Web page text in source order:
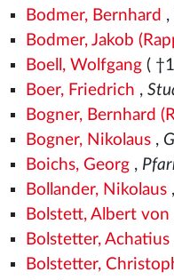
Bodmer, Bernhard ,
Bodmer, Jakob
Boell, Wolfgang(
Boer, Friedrich ,
Bogner, Bernhard
Bogner, Nikolaus,
Boichs, Georg,
Bollander, Nikolaus,
Bolstett, Albert von
Bolstetter, Achatius
Bolstetter,